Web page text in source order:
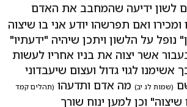
לשון ידיעה שהמחבב את האדם
ומכירו ואם תפרשהו יודע אני בו שיצוה
נופל על הלשון ויתכן שיהיה "ידעתיו"
אשר יצוה את בניו אחריו לעשות
אשימנו לגוי גדול ועצום שיעבדוני
(שמות לג יב) מה אדם ותדעהו (תהלים קמד
שיצוה" וכן למען ינוח שורך